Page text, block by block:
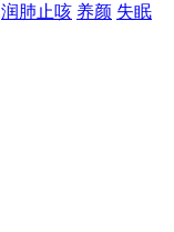
润肺止咳 养颜 失眠